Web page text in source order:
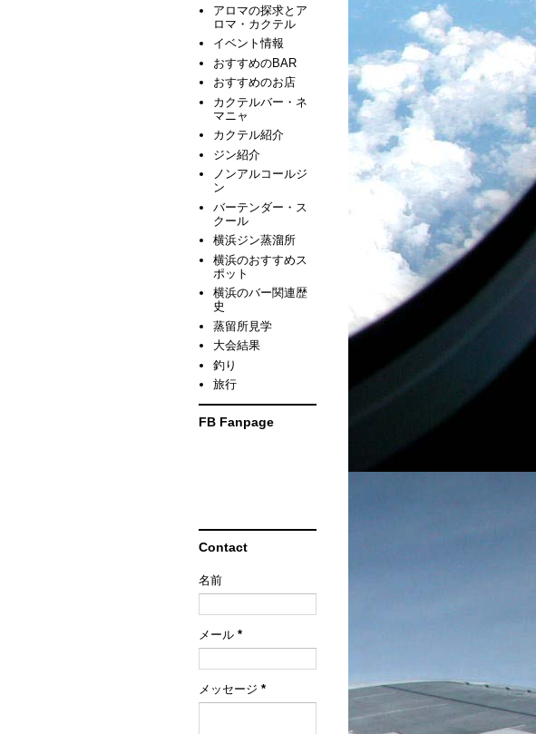
アロマの探求とア
ロマ・カクテル
イベント情報
おすすめのBAR
おすすめのお店
カクテルバー・ネ
マニャ
カクテル紹介
ジン紹介
ノンアルコールジ
ン
バーテンダー・ス
クール
横浜ジン蒸溜所
横浜のおすすめス
ポット
横浜のバー関連歴
史
蒸留所見学
大会結果
釣り
旅行
FB Fanpage
Contact
名前
メール *
メッセージ *